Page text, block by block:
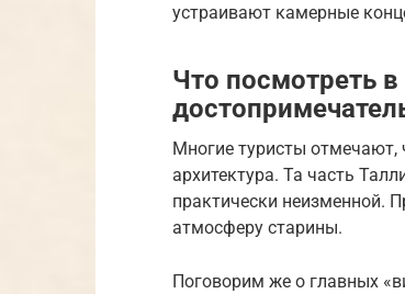
устраивают камерные
Что посмотреть
Многие туристы отмечают,
архитектура. Та часть
практически неизменной.
атмосферу старины.
Поговорим же о главных